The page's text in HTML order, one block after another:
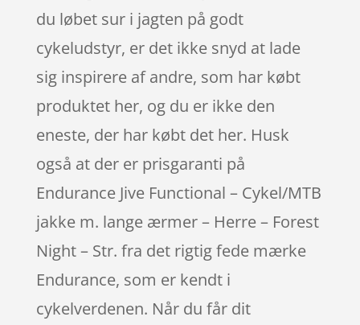
du løbet sur i jagten på godt
cykeludstyr, er det ikke snyd at lade
sig inspirere af andre, som har købt
produktet her, og du er ikke den
eneste, der har købt det her. Husk
også at der er prisgaranti på
Endurance Jive Functional – Cykel/MTB
jakke m. lange ærmer – Herre – Forest
Night – Str. fra det rigtig fede mærke
Endurance, som er kendt i
cykelverdenen. Når du får dit